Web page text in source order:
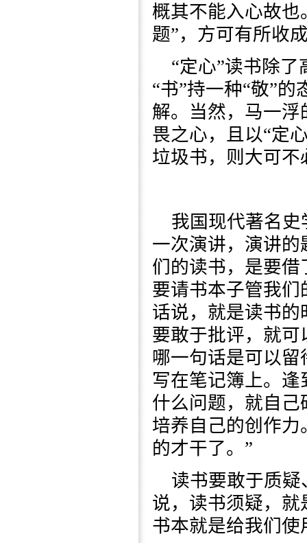
概其不能入心故也
题”，方可有所收
“定心”读书除了
“书”持一种“敬”
解。当然，马一浮
畏之心，且以“定
垃圾书，则大可不
我国现代著名
一次演讲，演讲
们的读书，是要
要请书本子管我
话说，就是读书
要敢于批评，就
哪一句话是可以
写在笔记簿上。
什么问题，就自
培养自己的创作
的才干了。”
读书要敢于质
说，读书须疑，
书本就是给我们使